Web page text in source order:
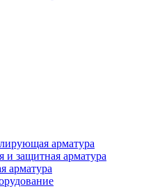
арматура
и защитная арматура
арматура